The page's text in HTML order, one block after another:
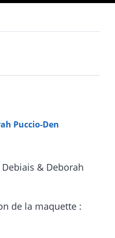
Puccio-Den
& Deborah
de la maquette :